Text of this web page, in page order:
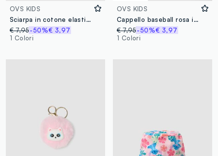
OVS KIDS
Sciarpa in cotone elasticizzato rosa da bambina con stampe
€ 7,95-50%€ 3,97
1 Colori
OVS KIDS
Cappello baseball rosa in puro cotone
€ 7,95-50%€ 3,97
1 Colori